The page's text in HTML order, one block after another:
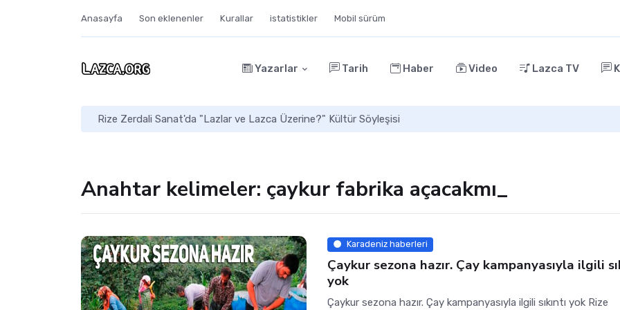
Anasayfa Son eklenenler Kurallar istatistikler Mobil sürüm
Yazarlar Tarih Haber Video Lazca TV
Rize Zerdali Sanat'da "Lazlar ve Lazca Üzerine?" Kültür Söyleşisi
Anahtar kelimeler: çaykur fabrika açacakmı_
Karadeniz haberleri
Çaykur sezona hazır. Çay kampanyasıyla ilgili
yok
Çaykur sezona hazır. Çay kampanyasıyla ilgili sıkıntı yok Rize